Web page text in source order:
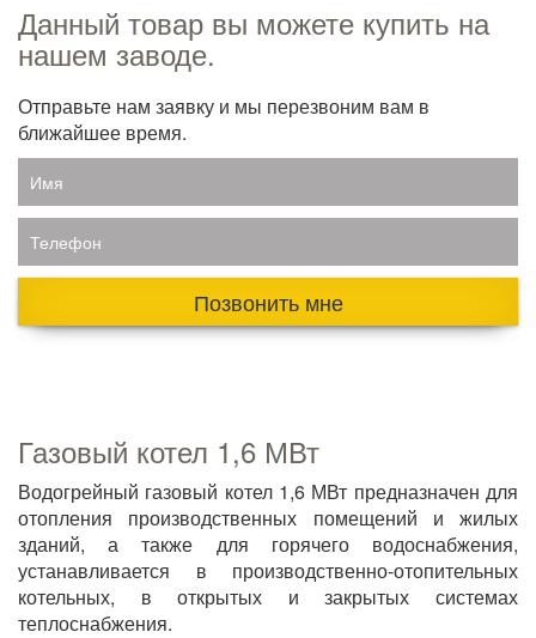
Данный товар вы можете купить на
нашем заводе.
Отправьте нам заявку и мы перезвоним вам в
ближайшее время.
Имя
Телефон
Позвонить мне
Газовый котел 1,6 МВт
Водогрейный газовый котел 1,6 МВт предназначен для
отопления производственных помещений и жилых
зданий, а также для горячего водоснабжения,
устанавливается в производственно-отопительных
котельных, в открытых и закрытых системах
теплоснабжения.